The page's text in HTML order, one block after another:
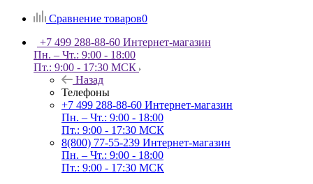
Сравнение товаров0
+7 499 288-88-60 Интернет-магазин
Пн. – Чт.: 9:00 - 18:00
Пт.: 9:00 - 17:30 МСК
Назад
Телефоны
+7 499 288-88-60 Интернет-магазин
Пн. – Чт.: 9:00 - 18:00
Пт.: 9:00 - 17:30 МСК
8(800) 77-55-239 Интернет-магазин
Пн. – Чт.: 9:00 - 18:00
Пт.: 9:00 - 17:30 МСК